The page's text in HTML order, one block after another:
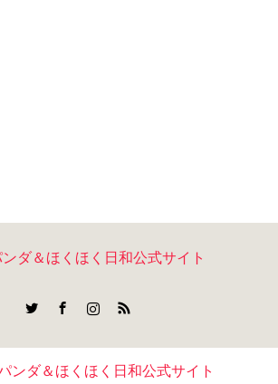
ンダ＆ほくほく日和公式サイト
RSS
ンダ＆ほくほく日和公式サイト